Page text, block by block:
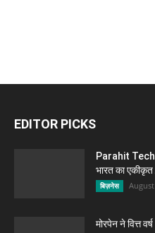
EDITOR PICKS
Parahit
भारत का
बिज़नेस
मोरपेन ने वित्त